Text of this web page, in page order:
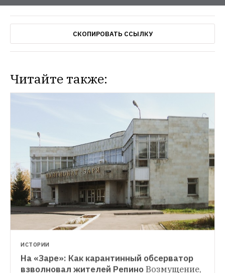
СКОПИРОВАТЬ ССЫЛКУ
Читайте также:
СИТУАЦИЯ
ИСТОРИИ
На «Заре»: Как карантинный обсерватор
взволновал жителей Репино Возмущение,